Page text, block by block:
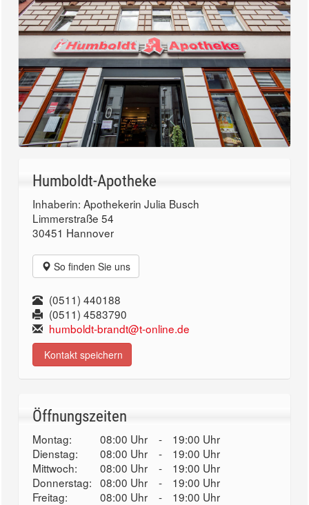
Humboldt-Apotheke
Inhaberin: Apothekerin Julia Busch
Limmerstraße 54
30451 Hannover
So finden Sie uns
(0511) 440188
(0511) 4583790
humboldt-brandt@t-online.de
Kontakt speichern
Öffnungszeiten
Montag: 08:00 Uhr -
19:00 Uhr
Dienstag:
08:00 Uhr -
19:00 Uhr
Mittwoch:
08:00 Uhr -
19:00 Uhr
Donnerstag: 08:00 Uhr -
19:00 Uhr
Freitag:
08:00 Uhr -
19:00 Uhr